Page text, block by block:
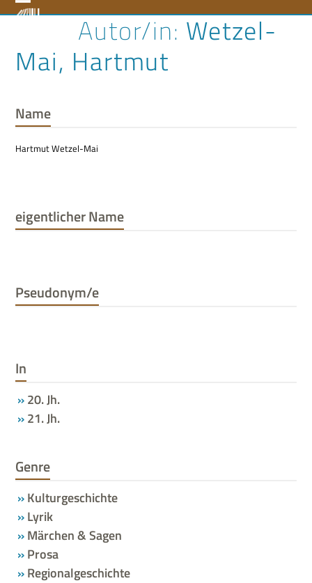
to Open
menu
Close
menu
Wetzel-
Mai, Hartmut
Name
Hartmut Wetzel-Mai
eigentlicher Name
Pseudonym/e
In
20. Jh.
21. Jh.
Genre
Kulturgeschichte
Lyrik
Märchen & Sagen
Prosa
Regionalgeschichte